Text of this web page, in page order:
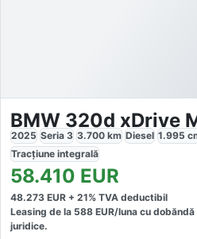
BMW 320d xDrive
2025 Seria 3 3.700 km Diesel 1.995
Tracțiune integrală
58.410 EUR
48.273 EUR + 21% TVA deductibil
Leasing de la 588 EUR/luna cu dobăndă
juridice.